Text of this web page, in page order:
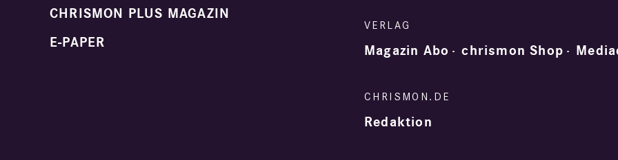
CHRISMON PLUS MAGAZIN
E-PAPER
Magazin Abo chrismon Shop
Redaktion